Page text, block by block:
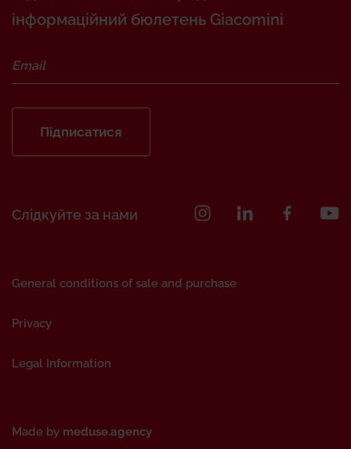
інформаційний бюлетень Giacomini
Підписатися
Слідкуйте за нами
Made by meduse.agency
General conditions of sale and purchase
Privacy
Legal Information